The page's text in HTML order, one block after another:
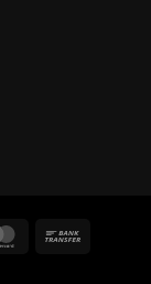
MasterCard